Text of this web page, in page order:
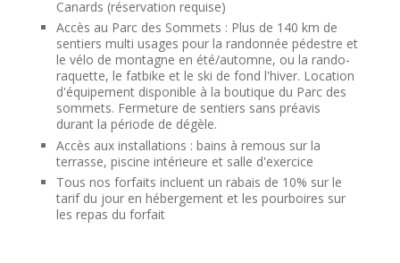
Canards (réservation requise)
Accès au Parc des Sommets : Plus de 140 km de
sentiers multi usages pour la randonnée pédestre et
le vélo de montagne en été/automne, ou la rando-
raquette, le fatbike et le ski de fond l'hiver. Location
d'équipement disponible à la boutique du Parc des
sommets. Fermeture de sentiers sans préavis
durant la période de dégèle.
Accès aux installations : bains à remous sur la
terrasse, piscine intérieure et salle d'exercice
Tous nos forfaits incluent un rabais de 10% sur le
tarif du jour en hébergement et les pourboires sur
les repas du forfait